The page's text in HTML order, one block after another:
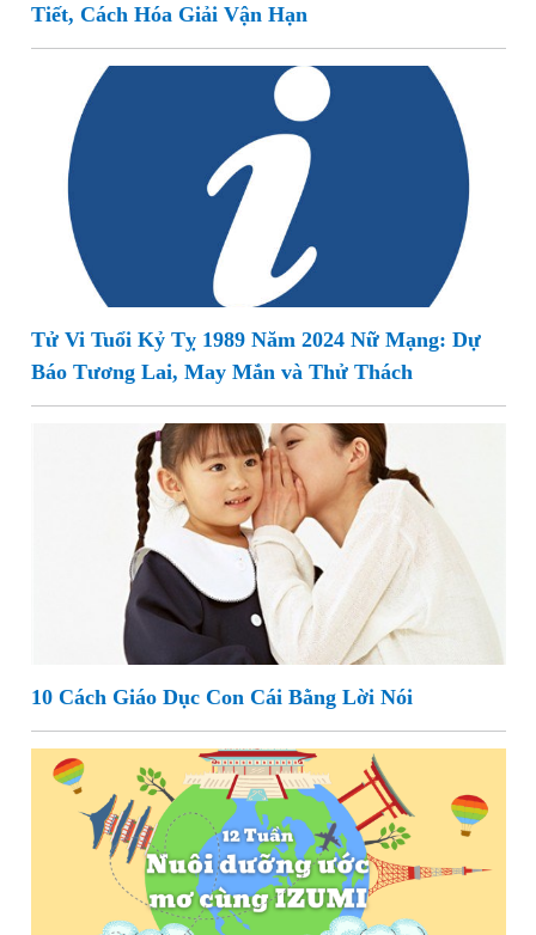
Tiết, Cách Hóa Giải Vận Hạn
Tử Vi Tuổi Kỷ Tỵ 1989 Năm 2024 Nữ Mạng: Dự
Báo Tương Lai, May Mắn và Thử Thách
10 Cách Giáo Dục Con Cái Bằng Lời Nói